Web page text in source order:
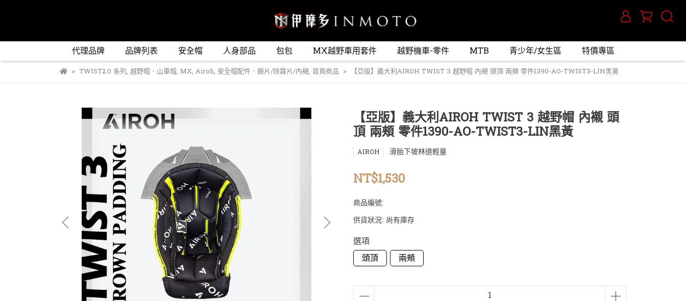
代理品牌 品牌列表 安全帽 人身部品 包包 MX越野車用套件 越野機車-零件 MTB 青少年/女生區 特價專區
TWIST2.0 系列, 越野帽．山車帽, MX, Airoh, 安全帽配件．鏡片/除霧片/內襯, 首頁商品 【亞版】義大利AIROH TWIST 3 越野帽 內襯 頭頂 兩頰 零件1390-AO-TWIST3-LIN黑黃
【亞版】義大利AIROH TWIST 3 越野帽 內襯 頭
頂 兩頰 零件1390-AO-TWIST3-LIN黑黃
AIROH 滑胎下坡林道輕量
NT$1,530
商品編號:
供貨狀況: 尚有庫存
選項
頭頂
兩頰